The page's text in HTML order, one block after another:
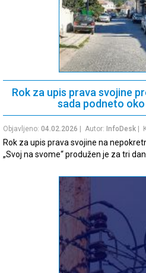
Rok za upis prava svojine
sada podneto
Objavljeno: 04.02.2026 | Autor: InfoDesk |
Rok za upis prava svojine na
„Svoj na svome“ produžen je za tri